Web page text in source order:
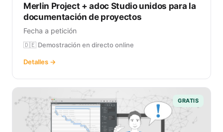
Merlin Project + adoc Studio unidos para la
documentación de proyectos
Fecha a petición
🇩🇪 Demostración en directo online
Detalles →
GRATIS